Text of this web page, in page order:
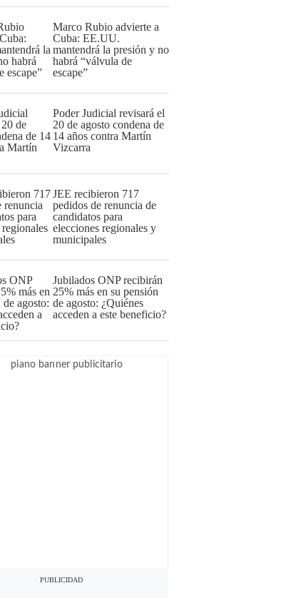
Marco Rubio advierte a
Cuba: EE.UU.
mantendrá la presión y no
habrá “válvula de
escape”
Poder Judicial revisará el
20 de agosto condena de
14 años contra Martín
Vizcarra
JEE recibieron 717
pedidos de renuncia de
candidatos para
elecciones regionales y
municipales
Jubilados ONP recibirán
25% más en su pensión
de agosto: ¿Quiénes
acceden a este beneficio?